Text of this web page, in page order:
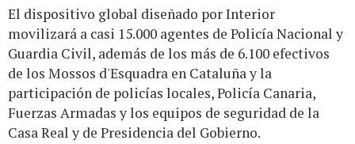
El dispositivo global diseñado por Interior
movilizará a casi 15.000 agentes de Policía Nacional y
Guardia Civil, además de los más de 6.100 efectivos
de los Mossos d'Esquadra en Cataluña y la
participación de policías locales, Policía Canaria,
Fuerzas Armadas y los equipos de seguridad de la
Casa Real y de Presidencia del Gobierno.